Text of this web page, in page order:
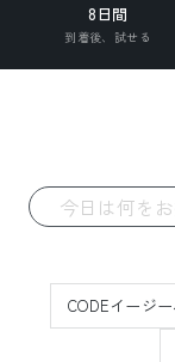
8日間
到着後、試せる
CODEイージ